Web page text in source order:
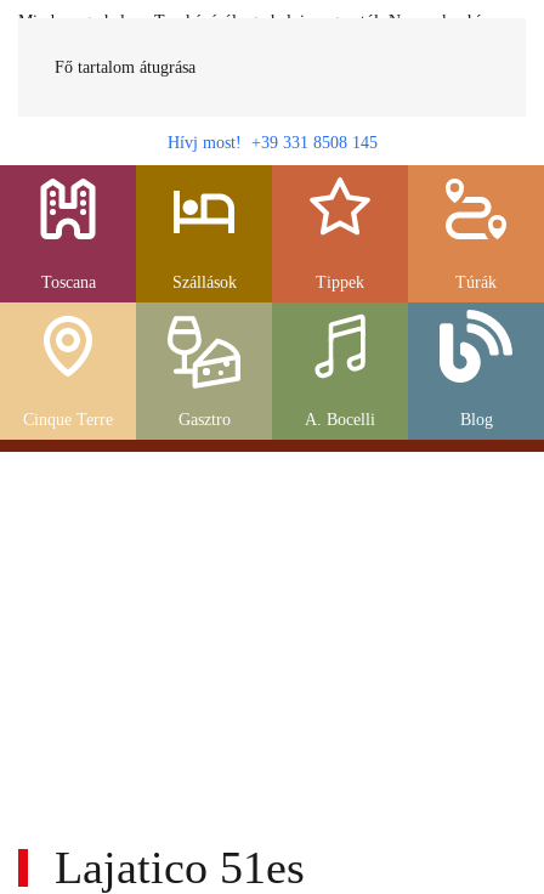
Fő tartalom átugrása
Minden egy helyen Toszkánáról egy helyi magyartól. Nemcsak a híres
gasztronomia....
Hívj most! +39 331 8508 145
Toscana Szállások Tippek Túrák
Cinque Terre Gasztro A. Bocelli Blog
Lajatico 51es